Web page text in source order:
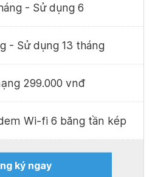
- Sử dụng 6
- Sử dụng 13 tháng
299.000 vnđ
Wi-fi 6 băng tần kép
ký ngay